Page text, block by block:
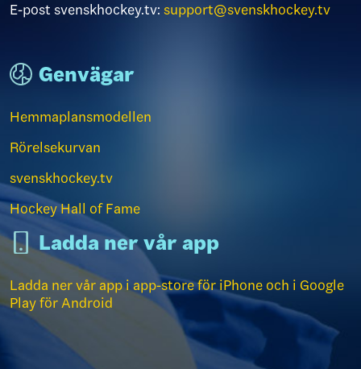
E-post svenskhockey.tv: support@svenskhockey.tv
Genvägar
Hemmaplansmodellen
Rörelsekurvan
svenskhockey.tv
Hockey Hall of Fame
Ladda ner vår app
Ladda ner vår app i app-store för iPhone och i Google
Play för Android